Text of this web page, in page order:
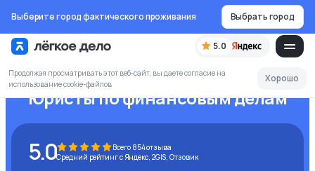
Выберите город фактического проживания Выбрать город
5.0
Продолжая просматривать этот веб-сайт, вы даете согласие на
использование cookie-файлов
Хорошо
Юристы по финансовым делам
5.0 Всего 854отзыва
Средний рейтинг с Яндекс, 2GIS, Отзовик